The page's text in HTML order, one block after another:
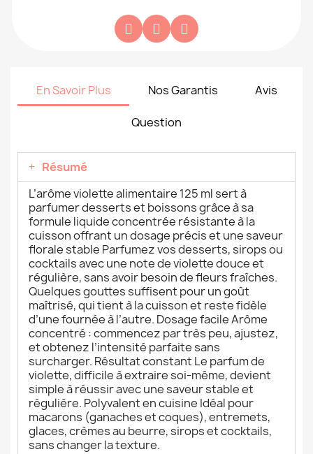
En Savoir Plus Nos Garantis Avis
Question
Résumé
L’arôme violette alimentaire 125 ml sert à
parfumer desserts et boissons grâce à sa
formule liquide concentrée résistante à la
cuisson offrant un dosage précis et une saveur
florale stable Parfumez vos desserts, sirops ou
cocktails avec une note de violette douce et
régulière, sans avoir besoin de fleurs fraîches.
Quelques gouttes suffisent pour un goût
maîtrisé, qui tient à la cuisson et reste fidèle
d’une fournée à l’autre. Dosage facile Arôme
concentré : commencez par très peu, ajustez,
et obtenez l’intensité parfaite sans
surcharger. Résultat constant Le parfum de
violette, difficile à extraire soi-même, devient
simple à réussir avec une saveur stable et
régulière. Polyvalent en cuisine Idéal pour
macarons (ganaches et coques), entremets,
glaces, crèmes au beurre, sirops et cocktails,
sans changer la texture.